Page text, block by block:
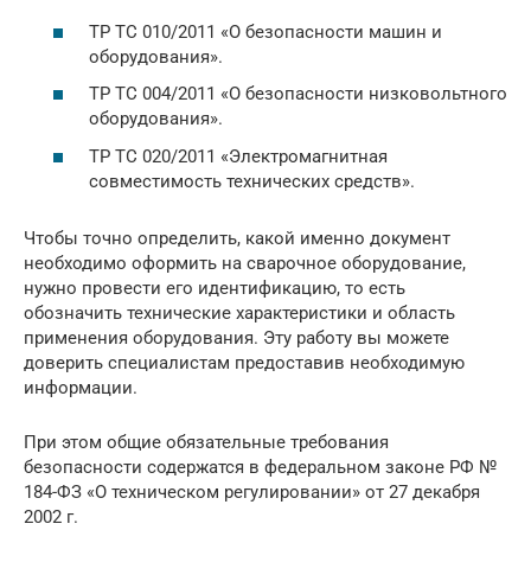
ТР ТС 010/2011 «О безопасности машин и
оборудования».
ТР ТС 004/2011 «О безопасности низковольтного
оборудования».
ТР ТС 020/2011 «Электромагнитная
совместимость технических средств».
Чтобы точно определить, какой именно документ
необходимо оформить на сварочное оборудование,
нужно провести его идентификацию, то есть
обозначить технические характеристики и область
применения оборудования. Эту работу вы можете
доверить специалистам предоставив необходимую
информации.
При этом общие обязательные требования
безопасности содержатся в федеральном законе РФ №
184-ФЗ «О техническом регулировании» от 27 декабря
2002 г.